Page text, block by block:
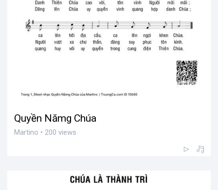
Quyền Nămg Chúa
Martino • 200 views